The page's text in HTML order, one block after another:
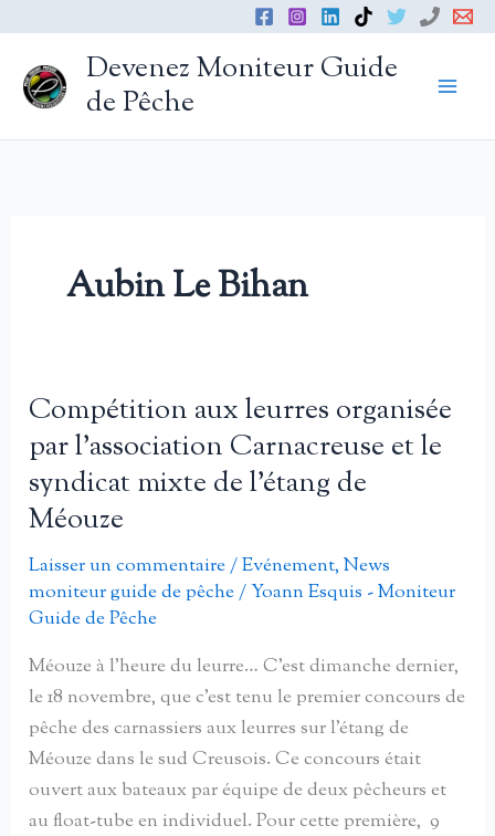
contenu
Devenez Moniteur Guide
de Pêche
Aubin Le Bihan
Compétition aux leurres organisée
par l’association Carnacreuse et le
syndicat mixte de l’étang de
Méouze
Laisser un commentaire/Evénement,News
moniteur guide de pêche/Yoann Esquis - Moniteur
Guide de Pêche
Méouze à l’heure du leurre… C’est dimanche dernier,
le 18 novembre, que c’est tenu le premier concours de
pêche des carnassiers aux leurres sur l’étang de
Méouze dans le sud Creusois. Ce concours était
ouvert aux bateaux par équipe de deux pêcheurs et
au float-tube en individuel. Pour cette première, 9